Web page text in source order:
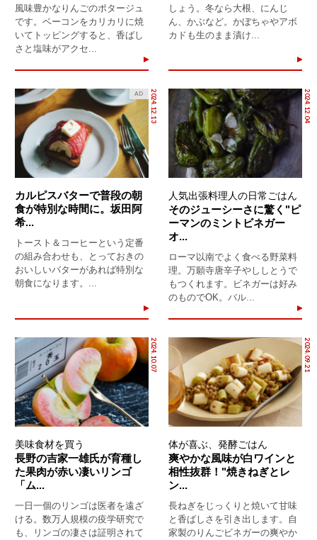
風味豊かなりんごのポタージュ
です。ベーコンをカリカリに焼
いてトッピングすると、香ばし
さと塩味がアクセ...
しょう。冬なら大根、にんじ
ん、かぶなど。かぼちゃやアボ
カドも生のまま漬け...
2024.12.13
AD
カルピスバターで普段の朝
食が特別な時間に。坂田阿
希...
トースト＆コーヒーという定番
の組み合わせも、とっておきの
おいしいバターがあれば特別な
朝食になります。...
2024.12.04
人気出張料理人の日常ごはん
そのジューシーさに驚く"ピ
ーマンのミントビネガー
オ...
ローマ以南でよく食べる野菜料
理。万願寺唐辛子やししとうで
もつくれます。ビネガーは好み
のものでOK。バル...
2024.10.07
美味食材を買う
長野の吉家一雄氏が育種し
た果肉が赤い凄いリンゴ
「ム...
一日一個のリンゴは医者を遠ざ
ける。数万人規模の疫学研究で
も、リンゴの凄さは証明されて
2024.09.21
体が喜ぶ、発酵ごはん
爽やかな風味が白ワインと
相性抜群！"焼きねぎとレ
ン...
長ねぎをじっくりと焼いて甘味
と香ばしさを引き出します。自
家製のりんごビネガーの爽やか